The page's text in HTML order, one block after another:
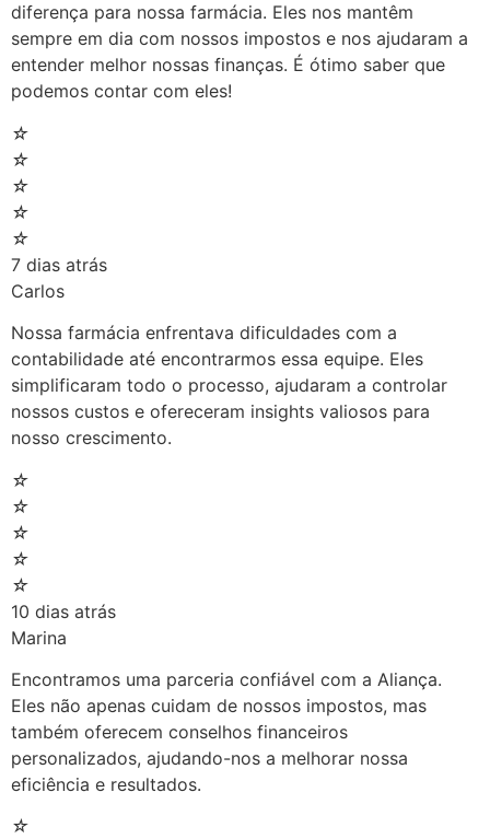
diferença para nossa farmácia. Eles nos mantêm
sempre em dia com nossos impostos e nos ajudaram a
entender melhor nossas finanças. É ótimo saber que
podemos contar com eles!
☆
☆
☆
☆
☆
7 dias atrás
Carlos
Nossa farmácia enfrentava dificuldades com a
contabilidade até encontrarmos essa equipe. Eles
simplificaram todo o processo, ajudaram a controlar
nossos custos e ofereceram insights valiosos para
nosso crescimento.
☆
☆
☆
☆
☆
10 dias atrás
Marina
Encontramos uma parceria confiável com a Aliança.
Eles não apenas cuidam de nossos impostos, mas
também oferecem conselhos financeiros
personalizados, ajudando-nos a melhorar nossa
eficiência e resultados.
☆